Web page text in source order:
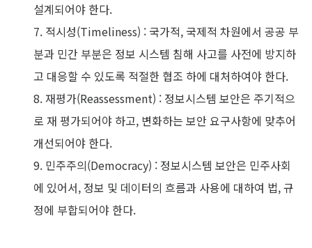
설계되어야 한다.
7. 적시성(Timeliness) : 국가적, 국제적 차원에서 공공 부
분과 민간 부분은 정보 시스템 침해 사고를 사전에 방지하
고 대응할 수 있도록 적절한 협조 하에 대처하여야 한다.
8. 재평가(Reassessment) : 정보시스템 보안은 주기적으
로 재 평가되어야 하고, 변화하는 보안 요구사항에 맞추어
개선되어야 한다.
9. 민주주의(Democracy) : 정보시스템 보안은 민주사회
에 있어서, 정보 및 데이터의 흐름과 사용에 대하여 법, 규
정에 부합되어야 한다.